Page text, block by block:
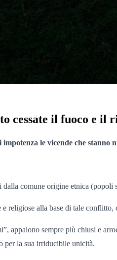
cessate il fuoco e il
le vicende che
dalla comune origine etnica
religiose alla base di tale
appaiono sempre più chiusi e
per la sua irriducibile unicità.